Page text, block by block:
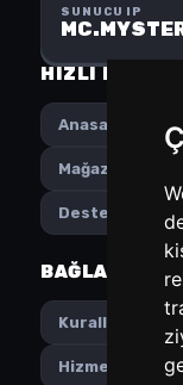
SUNUCU IP
HIZLI MENÜ
Anasayfa
Mağaza
Destek
Kurallar
Hizmet